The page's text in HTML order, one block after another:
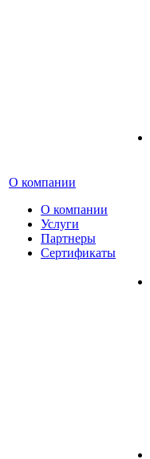
О компании
О компании
Услуги
Партнеры
Сертификаты